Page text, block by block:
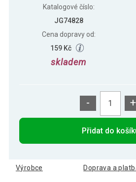
horkou vodu, 30 l, bílý
Aquamarin Elektrický
horkou vodu, 80 l, bílý
Katalogové číslo:
JG74828
Cena dopravy od:
159 Kč
skladem
- +
Přidat do
Výrobce Doprava a